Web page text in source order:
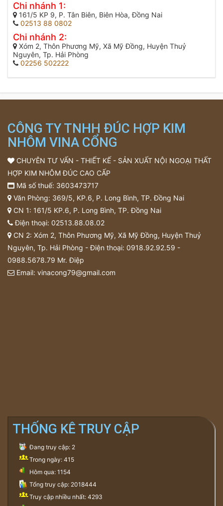
Chi nhánh 1:
161/5 KP 9, P. Tân Biên, Biên Hòa, Đồng Nai
02513 88 0802
Chi nhánh 2:
Xóm 2, Thôn Phương Mỹ, Xã Mỹ Đồng, Huyện Thuỷ
Nguyên, Tp. Hải Phòng
02256 502222
CÔNG TY TNHH ĐÚC HỢP KIM
NHÔM VINA CỔNG
CHUYÊN TƯ VẤN - THIẾT KẾ - SẢN XUẤT NỘI NGOẠI THẤT
HỢP KIM NHÔM ĐÚC CAO CẤP
Mã số thuế: 3603473717
Văn Phòng: 369/5, KP.6, P. Long Bình, TP. Đồng Nai
CN 1: 161/5 KP.6, P. Long Bình, TP. Đồng Nai
Điện thoại: 02513.88.08.02
CN 2: Xóm 2, Thôn Phương Mỹ, Xã Mỹ Đồng, Huyện Thuỷ
Nguyên, Tp. Hải Phòng - Điện thoại: 0918.92.92.59 -
0988.5678.79 Mr. Điệp
Email: vinacong79@gmail.com
THỐNG KÊ TRUY CẬP
Đang truy cập: 2
Trong ngày: 415
Hôm qua: 1154
Tổng truy cập: 2018444
Truy cập nhiều nhất: 4293